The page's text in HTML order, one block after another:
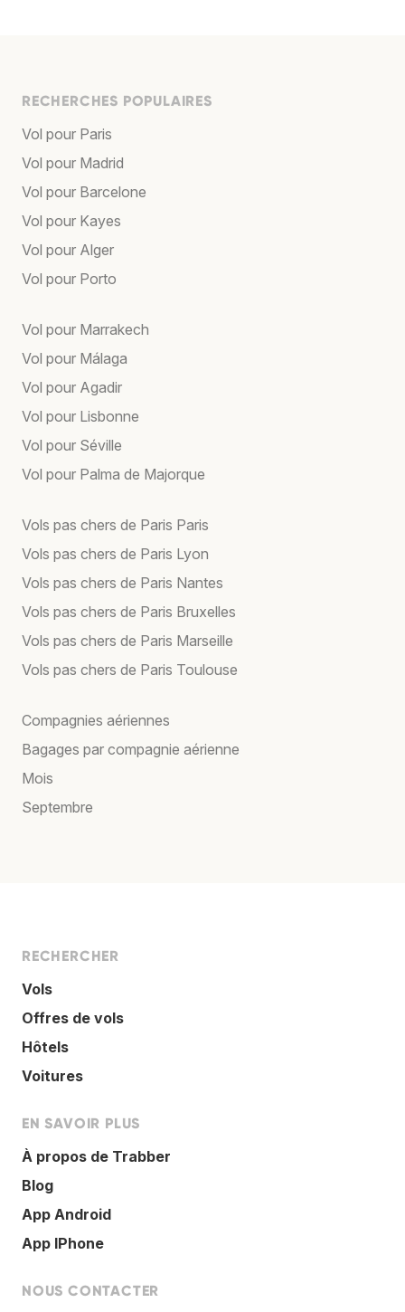
RECHERCHES POPULAIRES
Vol pour Paris
Vol pour Madrid
Vol pour Barcelone
Vol pour Kayes
Vol pour Alger
Vol pour Porto
Vol pour Marrakech
Vol pour Málaga
Vol pour Agadir
Vol pour Lisbonne
Vol pour Séville
Vol pour Palma de Majorque
Vols pas chers de Paris Paris
Vols pas chers de Paris Lyon
Vols pas chers de Paris Nantes
Vols pas chers de Paris Bruxelles
Vols pas chers de Paris Marseille
Vols pas chers de Paris Toulouse
Compagnies aériennes
Bagages par compagnie aérienne
Mois
Septembre
RECHERCHER
Vols
Offres de vols
Hôtels
Voitures
EN SAVOIR PLUS
À propos de Trabber
Blog
App Android
App IPhone
NOUS CONTACTER